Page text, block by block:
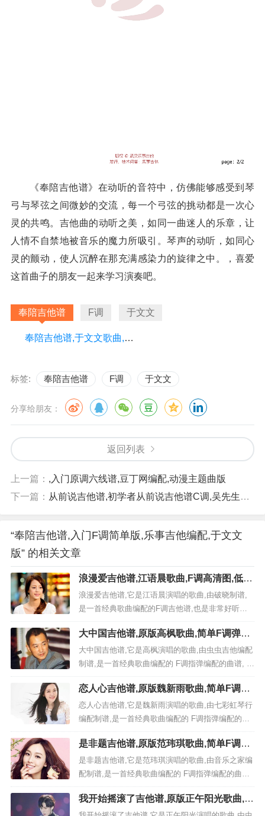
《奉陪吉他谱》在动听的音符中，仿佛能够感受到琴
弓与琴弦之间微妙的交流，每一个弓弦的挑动都是一次心
灵的共鸣。吉他曲的动听之美，如同一曲迷人的乐章，让
人情不自禁地被音乐的魔力所吸引。琴声的动听，如同心
灵的颤动，使人沉醉在那充满感染力的旋律之中。，喜爱
这首曲子的朋友一起来学习演奏吧。
奉陪吉他谱 F调 于文文
奉陪吉他谱,于文文歌曲,F调指弹简谱,新手弹唱简单版
标签: 奉陪吉他谱 F调 于文文
分享给朋友：
返回列表
上一篇： ,入门原调六线谱,豆丁网编配,动漫主题曲版
下一篇： 从前说吉他谱,初学者从前说吉他谱C调,吴先生TAB版本,小阿七版
“奉陪吉他谱,入门F调简单版,乐事吉他编配,于文文
版” 的相关文章
浪漫爱吉他谱,江语晨歌曲,F调高清图,低难
度六线简谱
浪漫爱吉他谱,它是江语晨演唱的歌曲,由破晓制谱,
是一首经典歌曲编配的F调吉他谱,也是非常好听的
低难度的弹唱曲谱,下面极网吉它谱为大家分享,有喜
欢吉它的朋友欢迎关注！ &nb...
大中国吉他谱,原版高枫歌曲,简单F调弹唱
教学,虫虫吉他版六线指弹简谱图
大中国吉他谱,它是高枫演唱的歌曲,由虫虫吉他编配
制谱,是一首经典歌曲编配的 F调指弹编配的曲谱, 歌
曲选自（天那边的爱）专辑非常好听的弹唱曲谱,下
面3张 高清曲谱由吉它谱网为大家更新分享,有喜欢
吉它的朋友欢迎关注！ 视频教程 免登录,完全免费
六线曲谱,点击图片直接可直接另存下载...
恋人心吉他谱,原版魏新雨歌曲,简单F调弹
唱教学,七彩虹琴行版六线指弹简谱图
恋人心吉他谱,它是魏新雨演唱的歌曲,由七彩虹琴行
编配制谱,是一首经典歌曲编配的 F调指弹编配的曲
谱, 歌曲选自（恋人心）专辑非常好听的弹唱曲谱,
下面2张高清曲谱由吉它谱网为大家更新分享,有喜欢
吉它的朋友欢迎关注！ 视频教程 免登录,完全免费
六线曲谱,点击图片直接可直接另存下载 《恋...
是非题吉他谱,原版范玮琪歌曲,简单F调弹
唱教学,音乐之家版六线指弹简谱图
是非题吉他谱,它是范玮琪演唱的歌曲,由音乐之家编
配制谱,是一首经典歌曲编配的 F调指弹编配的曲谱,
歌曲选自（哲学家）专辑非常好听的弹唱曲谱,下面3
张 高清曲谱由吉它谱网为大家更新分享,有喜欢吉它
我开始摇滚了吉他谱,原版正午阳光歌曲,简
单F调弹唱教学,虫虫吉他版六线指弹简谱